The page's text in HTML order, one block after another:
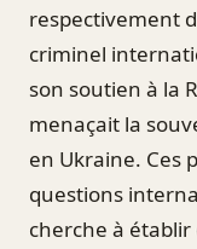
respectivement
criminel
son soutien à la
menaçait la
en Ukraine. Ces
questions
cherche à